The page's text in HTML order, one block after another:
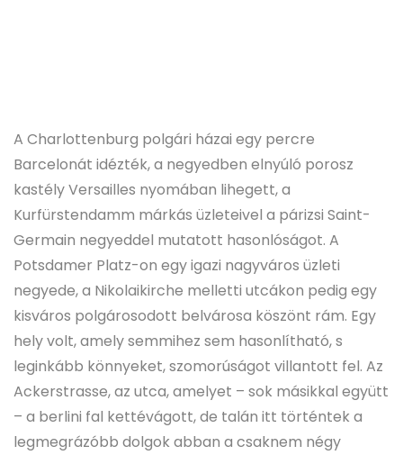
A Charlottenburg polgári házai egy percre
Barcelonát idézték, a negyedben elnyúló porosz
kastély Versailles nyomában lihegett, a
Kurfürstendamm márkás üzleteivel a párizsi Saint-
Germain negyeddel mutatott hasonlóságot. A
Potsdamer Platz-on egy igazi nagyváros üzleti
negyede, a Nikolaikirche melletti utcákon pedig egy
kisváros polgárosodott belvárosa köszönt rám. Egy
hely volt, amely semmihez sem hasonlítható, s
leginkább könnyeket, szomorúságot villantott fel. Az
Ackerstrasse, az utca, amelyet – sok másikkal együtt
– a berlini fal kettévágott, de talán itt történtek a
legmegrázóbb dolgok abban a csaknem négy